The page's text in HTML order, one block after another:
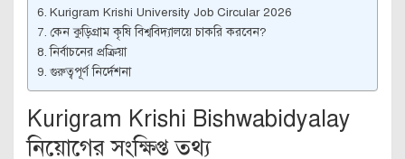
Kurigram Krishi University Job Circular 2026
কেন কুড়িগ্রাম কৃষি বিশ্ববিদ্যালয়ে চাকরি করবেন?
নির্বাচনের প্রক্রিয়া
গুরুত্বপূর্ণ নির্দেশনা
Kurigram Krishi Bishwabidyalay
নিয়োগের সংক্ষিপ্ত তথ্য